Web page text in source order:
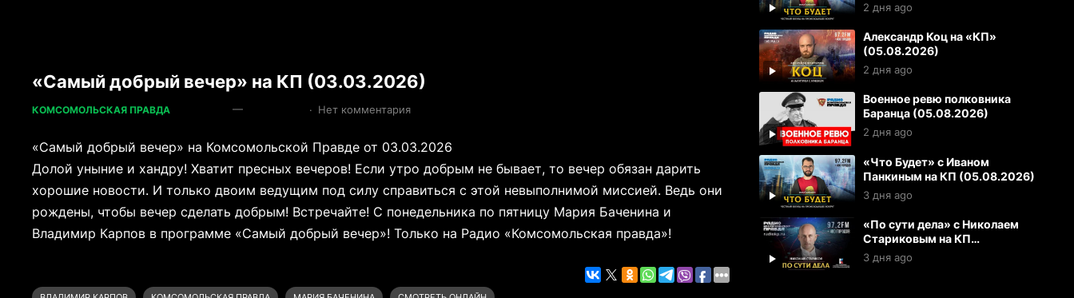
«Самый добрый вечер» на КП (03.03.2026)
КОМСОМОЛЬСКАЯ ПРАВДА — · Нет комментария
«Самый добрый вечер» на Комсомольской Правде от 03.03.2026
Долой уныние и хандру! Хватит пресных вечеров! Если утро добрым не бывает, то вечер обязан дарить
хорошие новости. И только двоим ведущим под силу справиться с этой невыполнимой миссией. Ведь они
рождены, чтобы вечер сделать добрым! Встречайте! С понедельника по пятницу Мария Баченина и
Владимир Карпов в программе «Самый добрый вечер»! Только на Радио «Комсомольская правда»!
2 дня ago
Александр Коц на «КП»
(05.08.2026)
2 дня ago
Военное ревю полковника
Баранца (05.08.2026)
2 дня ago
«Что Будет» с Иваном
Панкиным на КП (05.08.2026)
3 дня ago
«По сути дела» с Николаем
Стариковым на КП
(04.08.2026)
3 дня ago